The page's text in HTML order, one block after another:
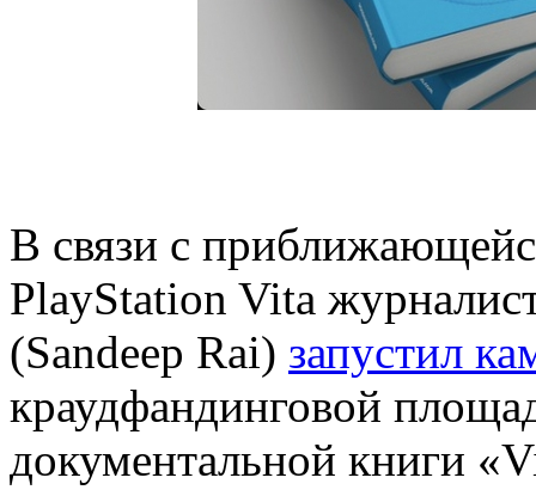
В связи с
PlayStation Vita
(Sandeep Rai) запустил
краудфандинговой
документальной книги